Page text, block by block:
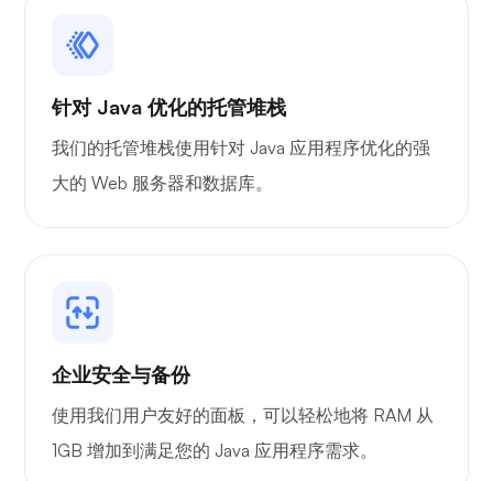
X射线
针对 Java 优化的托管堆栈
我们的托管堆栈使用针对 Java 应用程序优化的强
大的 Web 服务器和数据库。
企业安全与备份
使用我们用户友好的面板，可以轻松地将 RAM 从
1GB 增加到满足您的 Java 应用程序需求。